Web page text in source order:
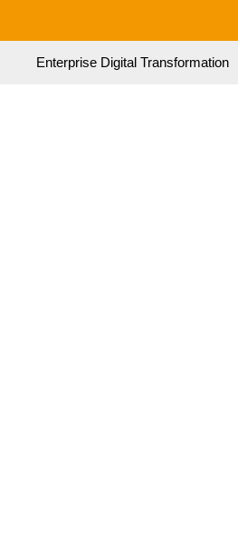
Enterprise Digital Transformation